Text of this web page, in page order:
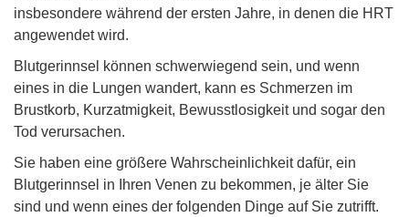
insbesondere während der ersten Jahre, in denen die HRT
angewendet wird.
Blutgerinnsel können schwerwiegend sein, und wenn
eines in die Lungen wandert, kann es Schmerzen im
Brustkorb, Kurzatmigkeit, Bewusstlosigkeit und sogar den
Tod verursachen.
Sie haben eine größere Wahrscheinlichkeit dafür, ein
Blutgerinnsel in Ihren Venen zu bekommen, je älter Sie
sind und wenn eines der folgenden Dinge auf Sie zutrifft.